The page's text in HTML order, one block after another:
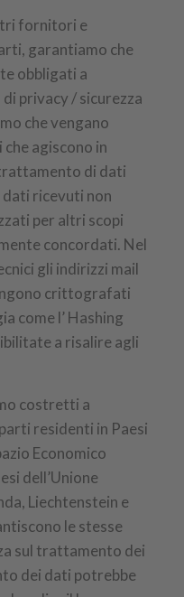
fornitori e
garantiamo che
obbligati a
privacy / sicurezza
che vengano
agiscono in
di dati
ricevuti non
per altri scopi
concordati. Nel
gli indirizzi mail
crittografati
come l’ Hashing
a risalire agli
costretti a
residenti in Paesi
Economico
dell’Unione
Liechtenstein e
le stesse
sul trattamento dei
dei dati potrebbe